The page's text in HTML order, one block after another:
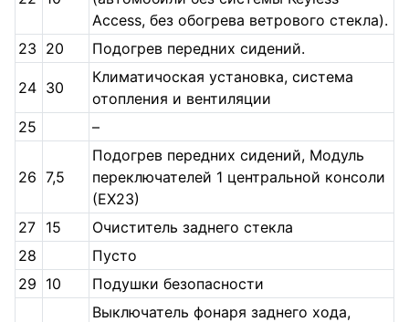
Access, без обогрева ветрового стекла).
23 20 Подогрев передних сидений.
24 30
Климатичоская установка, система
отопления и вентиляции
25
–
26 7,5
Подогрев передних сидений, Модуль
переключателей 1 центральной консоли
(ЕХ23)
27 15
Очиститель заднего стекла
28
Пусто
29 10 Подушки безопасности
Выключатель фонаря заднего хода,